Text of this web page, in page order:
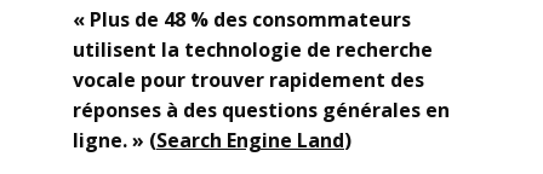
« Plus de 48 % des consommateurs
utilisent la technologie de recherche
vocale pour trouver rapidement des
réponses à des questions générales en
ligne. » (Search Engine Land)